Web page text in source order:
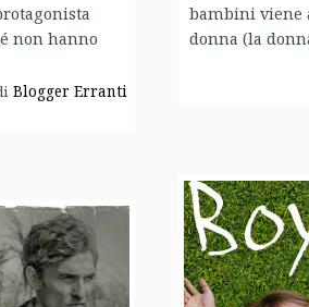
non hanno
Blogger Erranti
bambini viene
donna (la